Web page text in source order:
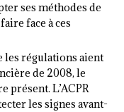
ses méthodes de
face à ces
les régulations aient
de 2008, le
présent. L’ACPR
les signes avant-